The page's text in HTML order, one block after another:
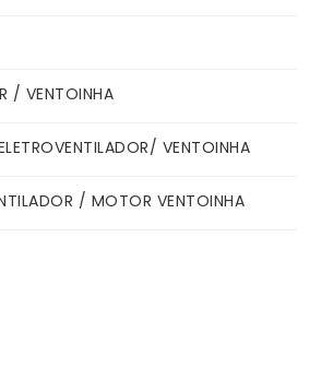
/ VENTOINHA
VENTOINHA
/ MOTOR VENTOINHA